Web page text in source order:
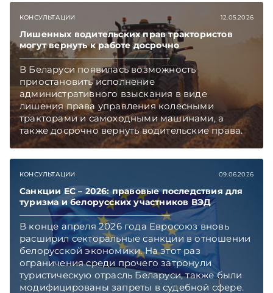
Главное об экономике Беларуси — раньше,
чем в новостях TelegramViber
КОНСУЛЬТАЦИИ 12.05.2026
Лишенных водительских прав трактористов
могут вернуть к работе досрочно
В Беларуси появилась возможность
приостановить исполнение
административного взыскания в виде
лишения права управления колесными
тракторами и самоходными машинами, а
также досрочно вернуть водительские права.
Механизм предусмотрен в обновленном
чтобы не пропускать новые статьи
TelegramViber
КОНСУЛЬТАЦИИ 09.06.2026
Санкции ЕС – 2026: правовые последствия для
туризма и белорусских участников ВЭД
В конце апреля 2026 года Евросоюз вновь
расширил секторальные санкции в отношении
белорусской экономики. На этот раз
ограничения среди прочего затронули
туристическую отрасль Беларуси, также были
модифицированы запреты в судебной сфере.